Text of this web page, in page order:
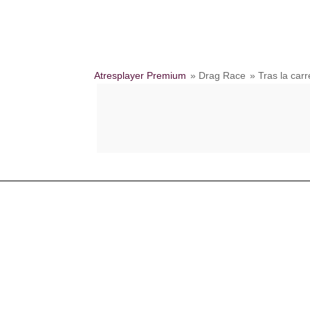
Atresplayer Premium » Drag Race » Tras la